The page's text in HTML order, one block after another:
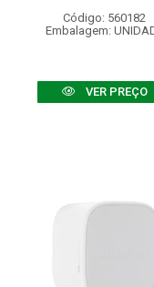
Código: 560182
Embalagem:
VER PREÇO